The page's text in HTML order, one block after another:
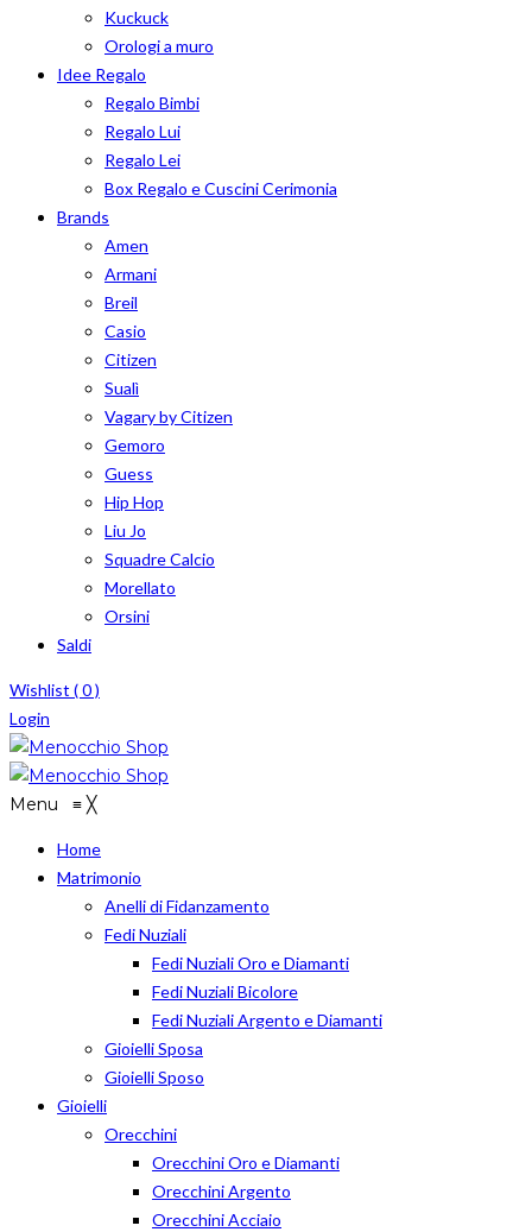
Kuckuck
Orologi a muro
Idee Regalo
Regalo Bimbi
Regalo Lui
Regalo Lei
Box Regalo e Cuscini Cerimonia
Brands
Amen
Armani
Breil
Casio
Citizen
Sualì
Vagary by Citizen
Gemoro
Guess
Hip Hop
Liu Jo
Squadre Calcio
Morellato
Orsini
Saldi
Wishlist (0)
Login
Menu ≡ ╳
Home
Matrimonio
Anelli di Fidanzamento
Fedi Nuziali
Fedi Nuziali Oro e Diamanti
Fedi Nuziali Bicolore
Fedi Nuziali Argento e Diamanti
Gioielli Sposa
Gioielli Sposo
Gioielli
Orecchini
Orecchini Oro e Diamanti
Orecchini Argento
Orecchini Acciaio